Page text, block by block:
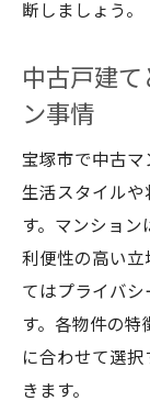
断しましょう。
中古戸建て
ン事情
宝塚市で中古マ
生活スタイル
す。マンション
利便性の高い立
てはプライバ
す。各物件の
に合わせて選
きます。